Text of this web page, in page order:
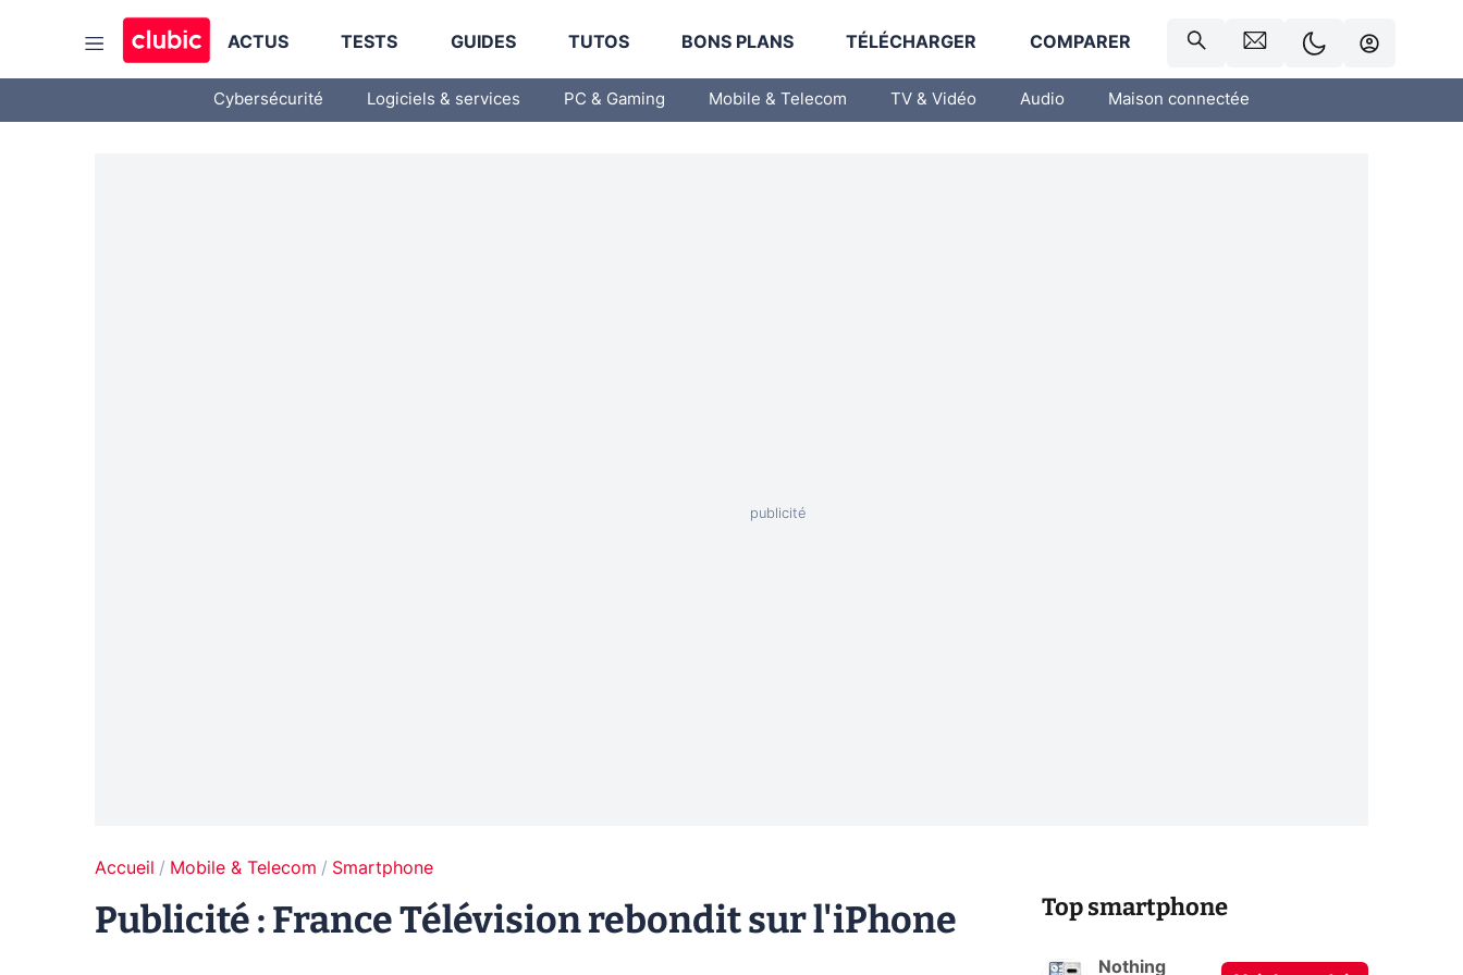
ACTUS TESTS GUIDES TUTOS BONS PLANS TÉLÉCHARGER COMPARER
Cybersécurité Logiciels & services PC & Gaming Mobile & Telecom TV & Vidéo Audio Maison connectée
Accueil Mobile & Telecom Smartphone
Publicité : France Télévision rebondit sur l'iPhone Top smartphone
Nothing